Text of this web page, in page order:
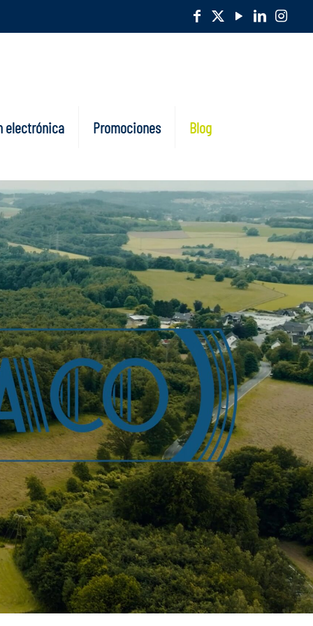
electrónica Promociones Blog